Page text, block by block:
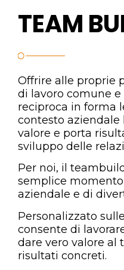
TEAM
Offrire alle proprie
di lavoro comune e
reciproca in forma
contesto
valore e porta
sviluppo delle
Per noi, il
semplice
aziendale e di
Personalizzato
consente di
dare vero valore al
risultati concreti.